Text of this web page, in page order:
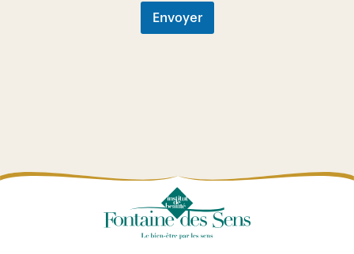
Envoyer